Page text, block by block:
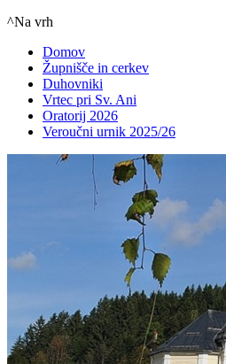
^Na vrh
Domov
Župnišče in cerkev
Duhovniki
Vrtec pri Sv. Ani
Oratorij 2026
Veroučni urnik 2025/26